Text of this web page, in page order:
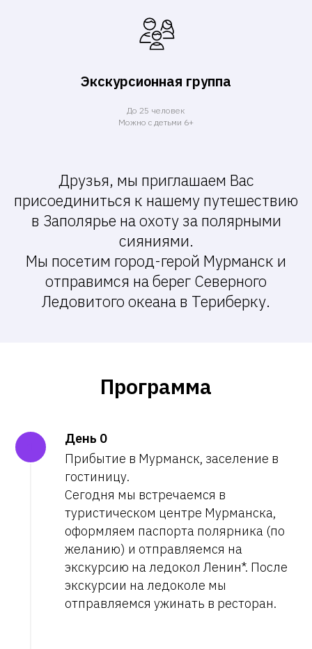
Экскурсионная группа
До 25 человек
Можно с детьми 6+
Друзья, мы приглашаем Вас
присоединиться к нашему путешествию
в Заполярье на охоту за полярными
сияниями.
Мы посетим город-герой Мурманск и
отправимся на берег Северного
Ледовитого океана в Териберку.
Программа
День 0
Прибытие в Мурманск, заселение в
гостиницу.
Сегодня мы встречаемся в
туристическом центре Мурманска,
оформляем паспорта полярника (по
желанию) и отправляемся на
экскурсию на ледокол Ленин*. После
экскурсии на ледоколе мы
отправляемся ужинать в ресторан.